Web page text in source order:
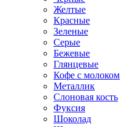
Желтые
Красные
Зеленые
Серые
Бежевые
Глянцевые
Кофе с молоком
Металлик
Слоновая кость
Фуксия
Шоколад